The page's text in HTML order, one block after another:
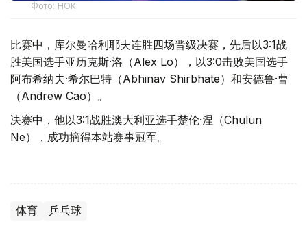
Фото: НОК
比赛中，库尔曼哈利耶夫连胜四场晋级决赛，先后以3:1战
胜美国选手亚历克斯·洛（Alex Lo），以3:0击败美国选手
阿布希纳夫·希尔巴特（Abhinav Shirbhate）和安德鲁·曹
（Andrew Cao）。
决赛中，他以3:1战胜澳大利亚选手楚伦·涅（Chulun
Ne），成功摘得本站赛事冠军。
体育 乒乓球